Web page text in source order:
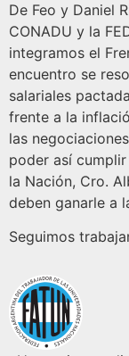
De Feo y Daniel
CONADU y la
integramos el
encuentro se
salariales
frente a la
las
poder así
la Nación, Cro.
deben ganarle a
Seguimos